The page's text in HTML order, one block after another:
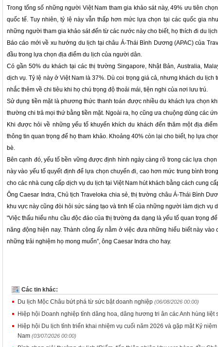
Trong tổng số những người Việt Nam tham gia khảo sát này, 49% ưu tiên
quốc tế. Tuy nhiên, tỷ lệ này vẫn thấp hơn mức lựa chọn tại các quốc gia
những người tham gia khảo sát đến từ các nước này cho biết, họ thích đi du
Báo cáo mới về xu hướng du lịch tại châu Á-Thái Bình Dương (APAC) của
đầu trong lựa chọn địa điểm du lịch của người dân.
Có gần 50% du khách tại các thị trường Singapore, Nhật Bản, Australia,
dịch vụ. Tỷ lệ này ở Việt Nam là 37%. Dù coi trọng giá cả, nhưng khách du
nhắc thêm về chi tiêu khi họ chú trọng độ thoải mái, tiện nghi của nơi lưu trú.
Sử dụng tiền mặt là phương thức thanh toán được nhiều du khách lựa chọn
thường chi trả mọi thứ bằng tiền mặt. Ngoài ra, họ cũng ưa chuộng dùng các
Khi được hỏi về những yếu tố khuyến khích du khách đến thăm một địa
thông tin quan trọng để họ tham khảo. Khoảng 40% còn lại cho biết, họ lựa
bè.
Bên cạnh đó, yếu tố bền vững được định hình ngày càng rõ trong các lựa
này vào yếu tố quyết định để lựa chọn chuyến đi, cao hơn mức trung bình
cho các nhà cung cấp dịch vụ du lịch tại Việt Nam hút khách bằng cách cung
Ông Caesar Indra, Chủ tịch Traveloka chia sẻ, thị trường châu Á-Thái Bình
khu vực này cũng đòi hỏi sức sáng tạo và tinh tế của những người làm dịch vụ
"Việc thấu hiểu nhu cầu độc đáo của thị trường đa dạng là yếu tố quan trọng
năng động hiện nay. Thành công ấy nằm ở việc đưa những hiểu biết này
những trải nghiệm họ mong muốn”, ông Caesar Indra cho hay.
Các tin khác:
Du lịch Mộc Châu bứt phá từ sức bật doanh nghiệp (06/08/2026 00:00)
Hiệp hội Doanh nghiệp tỉnh dâng hoa, dâng hương tri ân các Anh hùng liệt
Hiệp hội Du lịch tỉnh triển khai nhiệm vụ cuối năm 2026 và gặp mặt Kỷ
Nam (03/07/2026 00:00)